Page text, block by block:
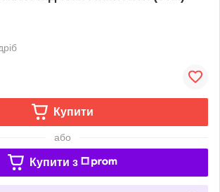
Купити
або
Купити з